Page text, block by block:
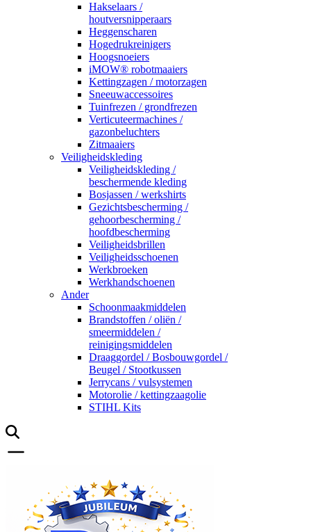
Hakselaars /
houtversnipperaars
Heggenscharen
Hogedrukreinigers
Hoogsnoeiers
iMOW® robotmaaiers
Kettingzagen / motorzagen
Sneeuwaccessoires
Tuinfrezen / grondfrezen
Verticuteermachines /
gazonbeluchters
Zitmaaiers
Veiligheidskleding
Veiligheidskleding /
beschermende kleding
Bosjassen / werkshirts
Gezichtsbescherming /
gehoorbescherming /
hoofdbescherming
Veiligheidsbrillen
Veiligheidsschoenen
Werkbroeken
Werkhandschoenen
Ander
Schoonmaakmiddelen
Brandstoffen / oliën /
smeermiddelen /
reinigingsmiddelen
Draaggordel / Bosbouwgordel /
Beugel / Stootkussen
Jerrycans / vulsystemen
Motorolie / kettingzaagolie
STIHL Kits